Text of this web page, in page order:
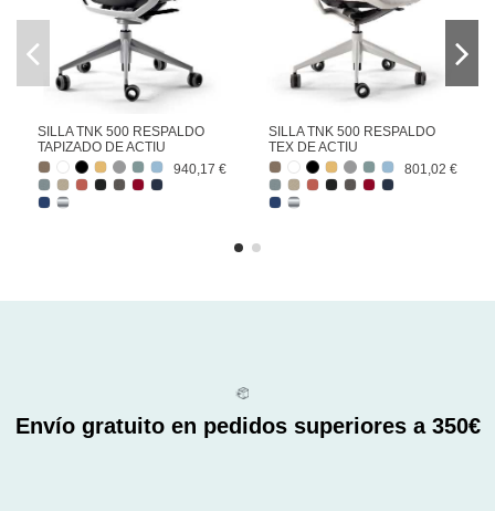
SILLA TNK 500 RESPALDO
TAPIZADO DE ACTIU
940,17 €
SILLA TNK 500 RESPALDO
TEX DE ACTIU
801,02 €
Envío gratuito en pedidos superiores a 350€